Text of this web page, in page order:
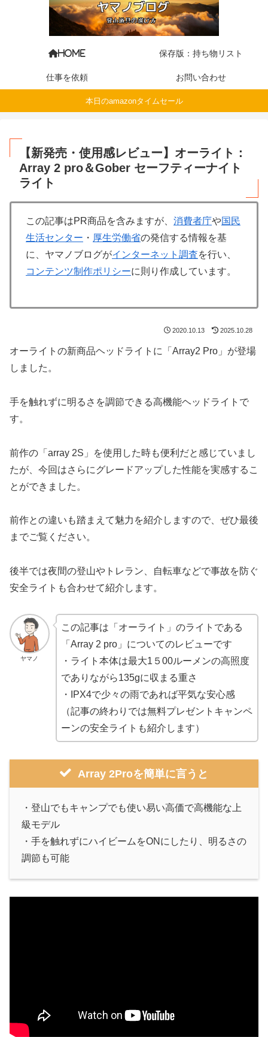
HOME 保存版：持ち物リスト
仕事を依頼 お問い合わせ
本日のamazonタイムセール
【新発売・使用感レビュー】オーライト：
Array 2 pro＆Gober セーフティーナイト
ライト
この記事はPR商品を含みますが、 消費者庁や国民
生活センター ・ 厚生労働省の発信する情報を基
に、ヤマノブログがインターネット調査を行い、
コンテンツ制作ポリシーに則り作成しています。
2020.10.13 2025.10.28
オーライトの新商品ヘッドライトに「Array2 Pro」が登場
しました。
手を触れずに明るさを調節できる高機能ヘッドライトで
す。
前作の「array 2S」を使用した時も便利だと感じていまし
たが、今回はさらにグレードアップした性能を実感するこ
とができました。
前作との違いも踏まえて魅力を紹介しますので、ぜひ最後
までご覧ください。
後半では夜間の登山やトレラン、自転車などで事故を防ぐ
安全ライトも合わせて紹介します。
ヤマノ
この記事は「オーライト」のライトである
「Array 2 pro」についてのレビューです
・ライト本体は最大1５00ルーメンの高照度
でありながら135gに収まる重さ
・IPX4で少々の雨であれば平気な安心感
（記事の終わりでは無料プレゼントキャンペ
ーンの安全ライトも紹介します）
Array 2Proを簡単に言うと
・登山でもキャンプでも使い易い高価で高機能な上
級モデル
・手を触れずにハイビームをONにしたり、明るさの
調節も可能